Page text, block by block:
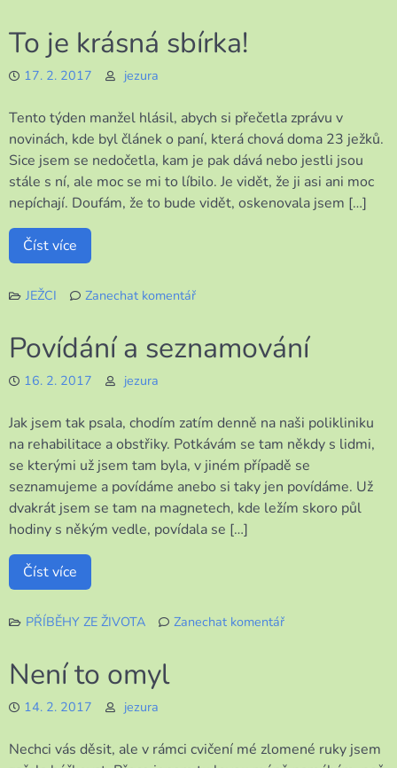
To je krásná sbírka!
17. 2. 2017 jezura
Tento týden manžel hlásil, abych si přečetla zprávu v
novinách, kde byl článek o paní, která chová doma 23 ježků.
Sice jsem se nedočetla, kam je pak dává nebo jestli jsou
stále s ní, ale moc se mi to líbilo. Je vidět, že ji asi ani moc
nepíchají. Doufám, že to bude vidět, oskenovala jsem […]
Číst více
JEŽCI
Zanechat komentář
je
Povídání a seznamování
16. 2. 2017 jezura
Jak jsem tak psala, chodím zatím denně na naši polikliniku
na rehabilitace a obstřiky. Potkávám se tam někdy s lidmi,
se kterými už jsem tam byla, v jiném případě se
seznamujeme a povídáme anebo si taky jen povídáme. Už
dvakrát jsem se tam na magnetech, kde ležím skoro půl
hodiny s někým vedle, povídala se […]
Číst více
PŘÍBĚHY ZE ŽIVOTA
Zanechat komentář
Není to omyl
14. 2. 2017 jezura
Nechci vás děsit, ale v rámci cvičení mé zlomené ruky jsem